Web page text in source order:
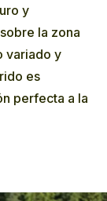
y
la zona
variado y
es
perfecta a la